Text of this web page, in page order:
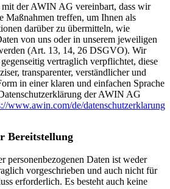
der AWIN AG vereinbart, dass wir
Maßnahmen treffen, um Ihnen als
darüber zu übermitteln, wie
von uns oder in unserem jeweiligen
(Art. 13, 14, 26 DSGVO). Wir
vertraglich verpflichtet, diese
transparenter, verständlicher und
in einer klaren und einfachen Sprache
der AWIN AG
www.awin.com/de/datenschutzerklarung
Bereitstellung
personenbezogenen Daten ist weder
vorgeschrieben und auch nicht für
erforderlich. Es besteht auch keine